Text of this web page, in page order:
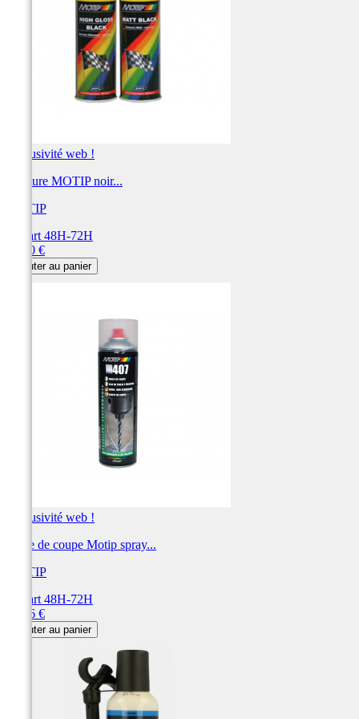
Exclusivité web !
Peinture MOTIP noir...
MOTIP
Départ 48H-72H
23,80 €
Ajouter au panier
Exclusivité web !
Huile de coupe Motip spray...
MOTIP
Départ 48H-72H
22,06 €
Ajouter au panier